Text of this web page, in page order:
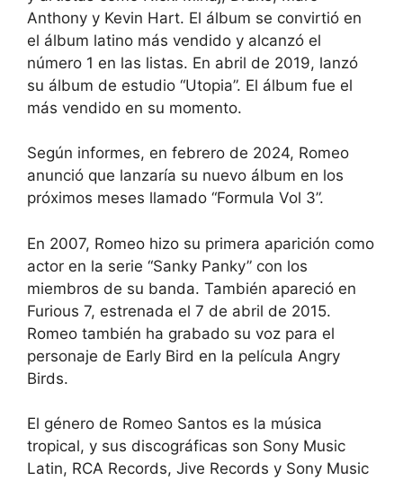
Anthony y Kevin Hart. El álbum se convirtió en
el álbum latino más vendido y alcanzó el
número 1 en las listas. En abril de 2019, lanzó
su álbum de estudio “Utopia”. El álbum fue el
más vendido en su momento.
Según informes, en febrero de 2024, Romeo
anunció que lanzaría su nuevo álbum en los
próximos meses llamado “Formula Vol 3”.
En 2007, Romeo hizo su primera aparición como
actor en la serie “Sanky Panky” con los
miembros de su banda. También apareció en
Furious 7, estrenada el 7 de abril de 2015.
Romeo también ha grabado su voz para el
personaje de Early Bird en la película Angry
Birds.
El género de Romeo Santos es la música
tropical, y sus discográficas son Sony Music
Latin, RCA Records, Jive Records y Sony Music